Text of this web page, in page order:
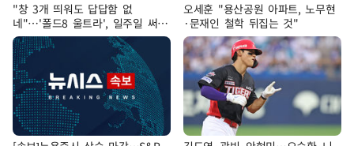
"창 3개 띄워도 답답함 없
네"…'폴드8 울트라', 일주일 써보
니
오세훈 "용산공원 아파트, 노무현
·문재인 철학 뒤집는 것"